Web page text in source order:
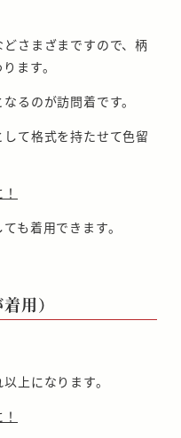
さまざまですので、柄
ます。
るのが訪問着です。
て格式を持たせて色留
も着用できます。
用）
上になります。